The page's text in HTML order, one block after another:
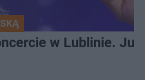
w Lublinie.